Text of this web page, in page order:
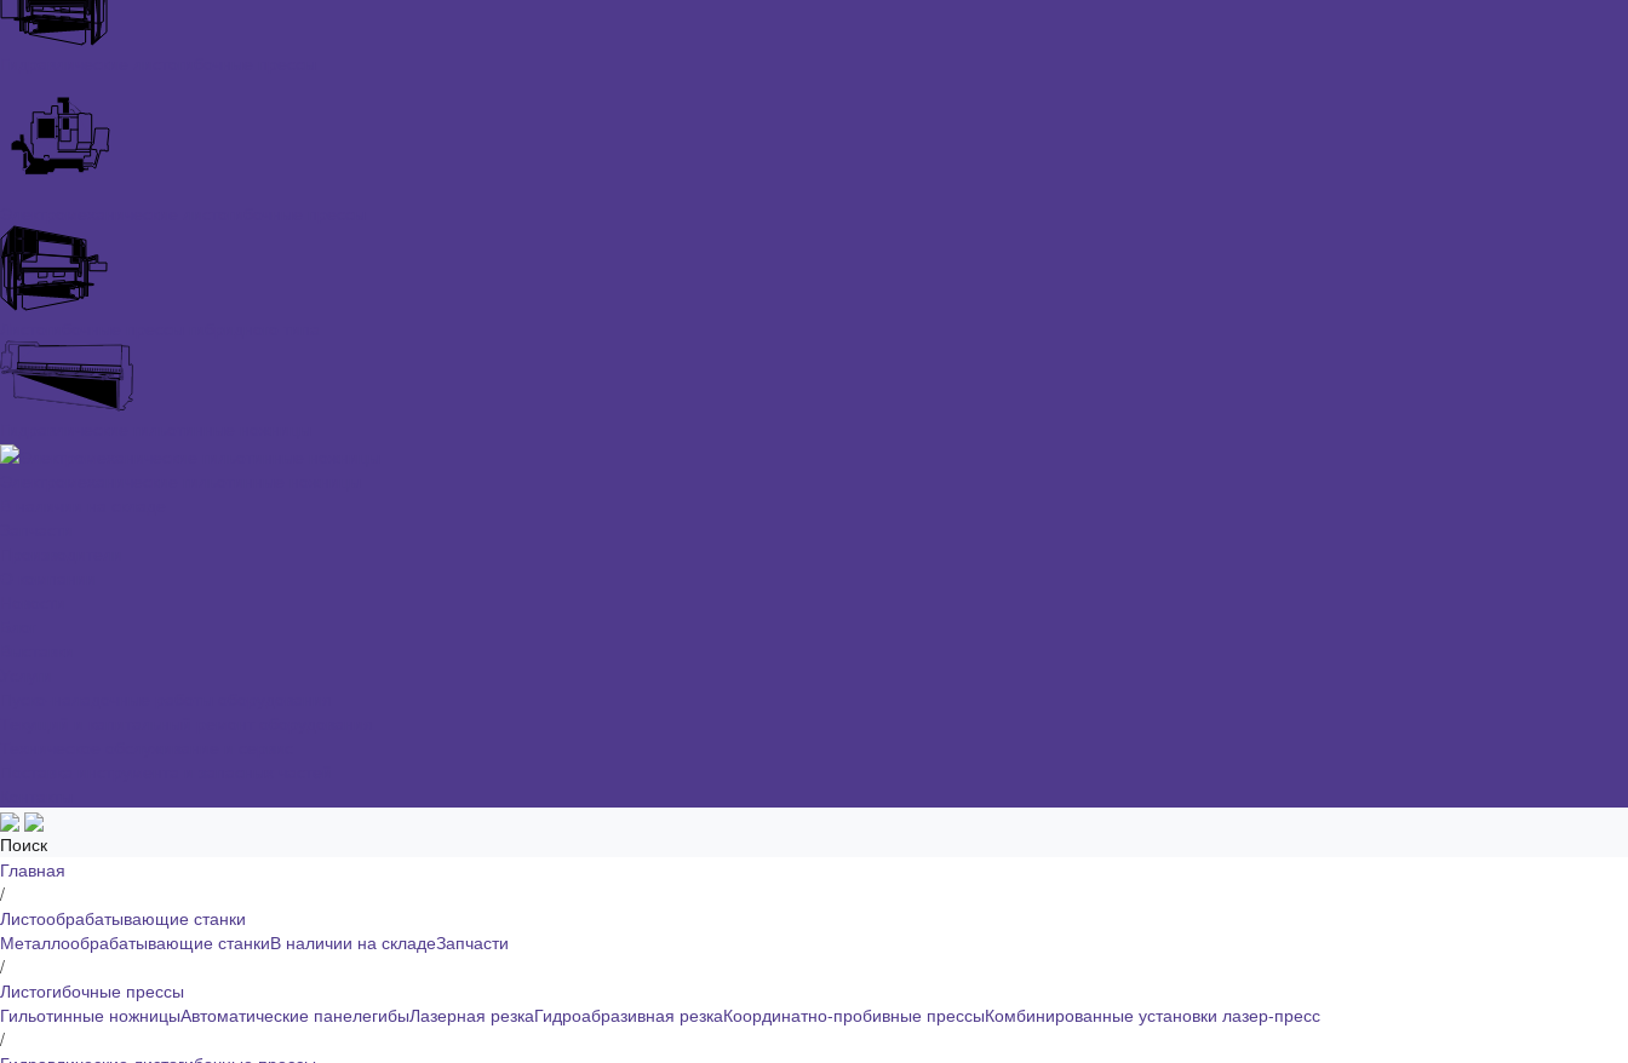
Поиск
Главная
/
Листообрабатывающие станки
Металлообрабатывающие станкиВ наличии на складеЗапчасти
/
Листогибочные прессы
Гильотинные ножницыАвтоматические панелегибыЛазерная резкаГидроабразивная резкаКоординатно-пробивные прессыКомбинированные установки лазер-пресс
/